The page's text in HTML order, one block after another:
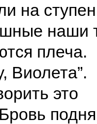
на
наши
плеча.
Виолета”.
это